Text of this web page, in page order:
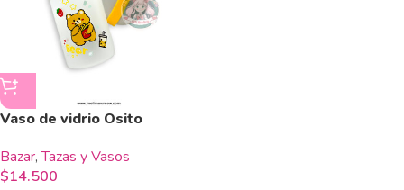
Vaso de vidrio Osito
Bazar, Tazas y Vasos
$14.500